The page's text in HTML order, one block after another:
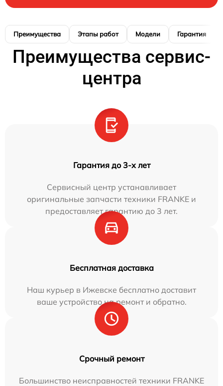
Преимущества Этапы работ Модели Гарантия
Преимущества сервис-
центра
Гарантия до 3-х лет
Сервисный центр устанавливает
оригинальные запчасти техники FRANKE и
предоставляет гарантию до 3 лет.
Бесплатная доставка
Наш курьер в Ижевске бесплатно доставит
ваше устройство на ремонт и обратно.
Срочный ремонт
Большинство неисправностей техники FRANKE